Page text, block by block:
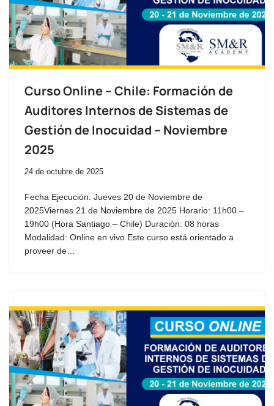
Curso Online – Chile: Formación de
Auditores Internos de Sistemas de
Gestión de Inocuidad – Noviembre
2025
24 de octubre de 2025
Fecha Ejecución: Jueves 20 de Noviembre de
2025Viernes 21 de Noviembre de 2025 Horario: 11h00 –
19h00 (Hora Santiago – Chile) Duración: 08 horas
Modalidad: Online en vivo Este curso está orientado a
proveer de…